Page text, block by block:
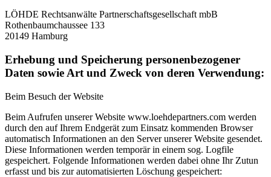
LÖHDE Rechtsanwälte Partnerschaftsgesellschaft mbB
Rothenbaumchaussee 133
20149 Hamburg
Erhebung und Speicherung personenbezogener
Daten sowie Art und Zweck von deren Verwendung:
Beim Besuch der Website
Beim Aufrufen unserer Website www.loehdepartners.com werden
durch den auf Ihrem Endgerät zum Einsatz kommenden Browser
automatisch Informationen an den Server unserer Website gesendet.
Diese Informationen werden temporär in einem sog. Logfile
gespeichert. Folgende Informationen werden dabei ohne Ihr Zutun
erfasst und bis zur automatisierten Löschung gespeichert: